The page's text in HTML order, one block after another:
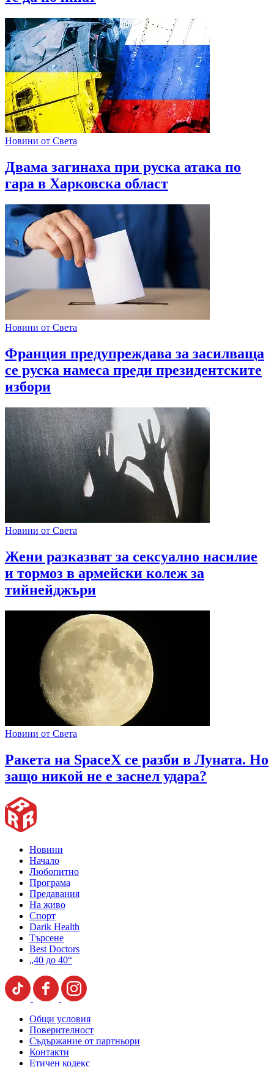
Новини от Света
Двама загинаха при руска атака по
гара в Харковска област
Новини от Света
Франция предупреждава за засилваща
се руска намеса преди президентските
избори
Новини от Света
Жени разказват за сексуално насилие
и тормоз в армейски колеж за
тийнейджъри
Новини от Света
Ракета на SpaceX се разби в Луната. Но
защо никой не е заснел удара?
Новини
Начало
Любопитно
Програма
Предавания
На живо
Спорт
Darik Health
Търсене
Best Doctors
„40 до 40“
Общи условия
Поверителност
Съдържание от партньори
Контакти
Етичен кодекс